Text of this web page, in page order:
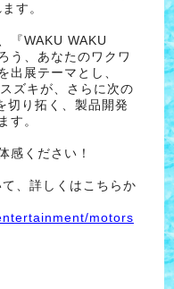
す。
『WAKU WAKU
う、あなたのワクワ
出展テーマとし、
ズキが、さらに次の
切り拓く、製品開発
す。
感ください！
、詳しくはこちらか
motors